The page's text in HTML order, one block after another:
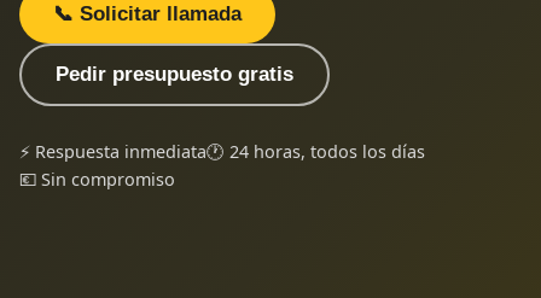
📞 Solicitar llamada
Pedir presupuesto gratis
⚡ Respuesta inmediata🕐 24 horas, todos los días
💶 Sin compromiso